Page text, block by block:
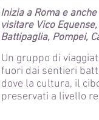
Inizia a Roma e anche
visitare Vico
Battipaglia, Pompei,
Un gruppo di
fuori dai sentieri
dove la cultura, il
preservati a livello